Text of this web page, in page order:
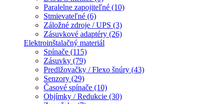
Paralelne zapojiteľné (10)
Stmievateľné (6)
Záložné zdroje / UPS (3)
Zásuvkové adaptéry (26)
Elektroinštalačný materiál
Spínače (115)
Zásuvky (79)
Predlžovačky / Flexo šnúry (43)
Senzory (29)
Časové spínače (10)
Objímky / Redukcie (30)